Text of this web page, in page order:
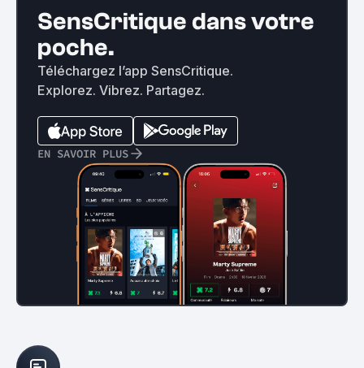
SensCritique dans votre
poche.
Téléchargez l’app SensCritique.
Explorez. Vibrez. Partagez.
EN SAVOIR PLUS